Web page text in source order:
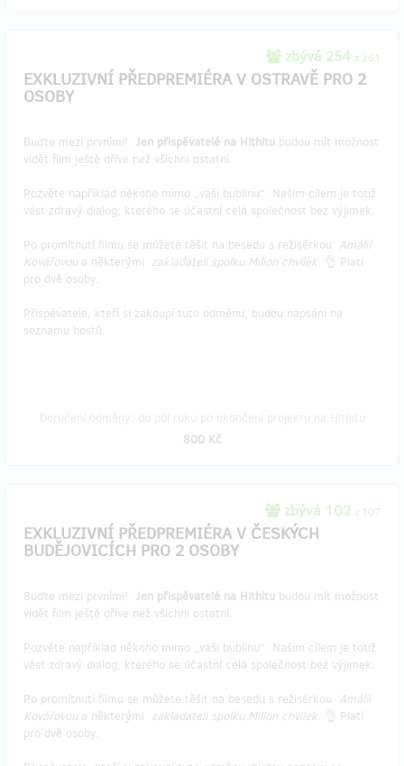
zbývá 254 z 261
EXKLUZIVNÍ PŘEDPREMIÉRA V OSTRAVĚ PRO 2
OSOBY
Buďte mezi prvními! Jen přispěvatelé na Hithitu budou mít možnost
vidět film ještě dříve než všichni ostatní.
Pozvěte například někoho mimo „vaši bublinu“. Našim cílem je totiž
vést zdravý dialog, kterého se účastní celá společnost bez výjimek.
Po promítnutí filmu se můžete těšit na besedu s režisérkou Amálií
Kovářovou a některými zakladateli spolku Milion chvilek. 👌 Platí
pro dvě osoby.
Přispěvatele, kteří si zakoupí tuto odměnu, budou napsáni na
seznamu hostů.
800 Kč
zbývá 102 z 107
EXKLUZIVNÍ PŘEDPREMIÉRA V ČESKÝCH
BUDĚJOVICÍCH PRO 2 OSOBY
Buďte mezi prvními! Jen přispěvatelé na Hithitu budou mít možnost
vidět film ještě dříve než všichni ostatní.
Pozvěte například někoho mimo „vaši bublinu“. Našim cílem je totiž
vést zdravý dialog, kterého se účastní celá společnost bez výjimek.
Po promítnutí filmu se můžete těšit na besedu s režisérkou Amálií
Kovářovou a některými zakladateli spolku Milion chvilek. 👌 Platí
pro dvě osoby.